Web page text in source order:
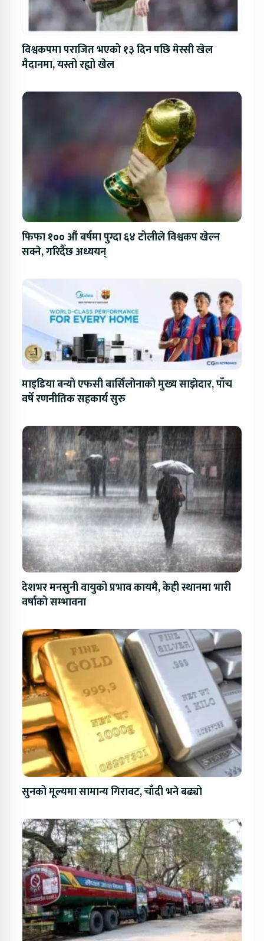
विश्वकपमा पराजित भएको १३ दिन पछि मेस्सी खेल
मैदानमा, यस्तो रह्यो खेल
फिफा १०० औं बर्षमा पुग्दा ६४ टोलीले विश्वकप खेल्न
सक्ने, गरिदैँछ अध्ययन्
माइडिया बन्यो एफसी बार्सिलोनाको मुख्य साझेदार, पाँच
वर्षे रणनीतिक सहकार्य सुरु
देशभर मनसुनी वायुको प्रभाव कायमै, केही स्थानमा भारी
वर्षाको सम्भावना
सुनको मूल्यमा सामान्य गिरावट, चाँदी भने बढ्यो